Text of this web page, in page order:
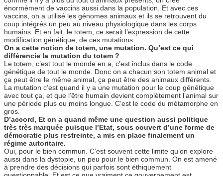
énormément de vaccins aussi dans la population. Et avec ces
vaccins, on a utilisé les génomes animaux et ils se retrouvent du
coup intégrés un peu au niveau physiologique dans les corps
humains. Et en fait, le totem, ce serait l’expression de cette
modification génétique, de ces mutations.
On a cette notion de totem, une mutation. Qu’est ce qui
différencie la mutation du totem ?
Le totem, c’est tout le monde en a, c’est inclus dans le code
génétique de tout le monde. Donc on a chacun son totem animal et
ça peut être le même animal, ça peut être des animaux différents.
La mutation c’est quand il y a une mutation pour le coup génétique
avec tout ça, et que l’être humain devient complètement l’animal sur
une période plus ou moins longue. C’est le code du métamorphe en
gros.
D’accord, Et on a quand même une question aussi politique
très très marquée puisque l’Etat, sous couvert d’une forme de
démocratie plus restreinte, a mis en place finalement un
régime autoritaire.
Oui, pour le bien commun. C’est souvent cette limite qu’on explore
aussi dans la dystopie, un peu pour le bien commun. On est amené
à prendre des décisions qui parfois sont éthiquement